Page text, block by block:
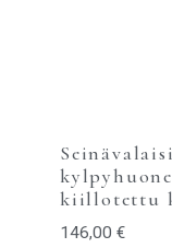
kiillotettu
146,00 €